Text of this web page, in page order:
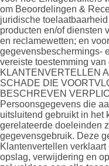
om Beoordelingen &
juridische
producten en/of diensten
en reclamewetten; en
gegevensbeschermings-
vereiste toestemming
KLANTENVERTELLEN
SCHADE DIE
BESCHREVEN
Persoonsgegevens die
uitsluitend gebruikt in het
gerelateerde doeleinden
gegevensgebruik. Deze
Klantenvertellen
opslag, verwijdering en